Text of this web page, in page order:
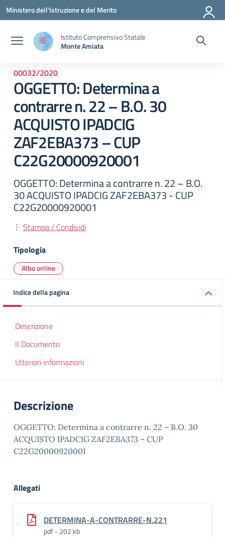
Vai ai contenuti
Vai al menu di navigazione
Vai al footer
Ministero dell'Istruzione e del Merito
Istituto Comprensivo Statale
Monte Amiata
00032/2020
OGGETTO: Determina a
contrarre n. 22 – B.O. 30
ACQUISTO IPADCIG
ZAF2EBA373 – CUP
C22G20000920001
OGGETTO: Determina a contrarre n. 22 – B.O.
30 ACQUISTO IPADCIG ZAF2EBA373 - CUP
C22G20000920001
Stampa / Condividi
Tipologia
Albo online
Indice della pagina
Descrizione
Il Documento
Ulteriori informazioni
Descrizione
OGGETTO: Determina a contrarre n. 22 – B.O. 30
ACQUISTO IPADCIG ZAF2EBA373 – CUP
C22G20000920001
Allegati
DETERMINA-A-CONTRARRE-N.221
pdf - 202 kb